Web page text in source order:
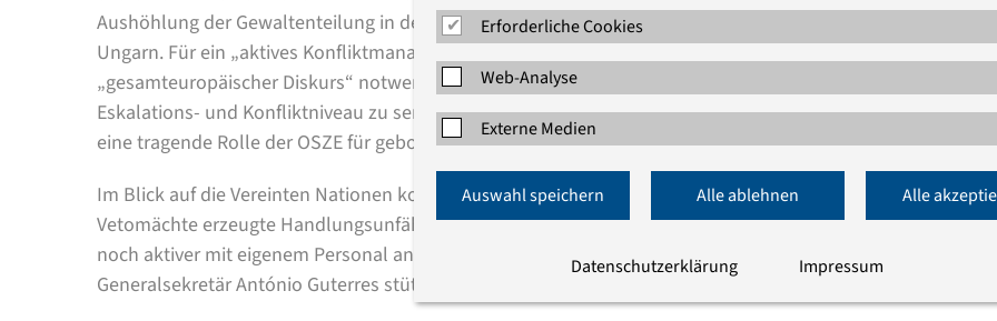
Aushöhlung der Gewaltenteilung in der Türkei und die Gefährdung der Demokratie in Polen und
Ungarn. Für ein „aktives Konfliktmanagement“, heißt es in der Stellungnahme, sei grundsätzlich ein
„gesamteuropäischer Diskurs“ notwendig. Kurzfristig müsse es aber zunächst darum gehen, „das
Eskalations- und Konfliktniveau zu senken“. Hier halten die Wissenschaftlerinnen und Wissenschaftler
eine tragende Rolle der OSZE für geboten.
Im Blick auf die Vereinten Nationen konstatiert das Gutachten eine durch die Blockadehaltung der
Vetomächte erzeugte Handlungsunfähigkeit in zentralen Krisensituationen. Deutschland möge sich
noch aktiver mit eigenem Personal an UN-Friedenseinsätzen beteiligen und den Reformkurs von UN-
Generalsekretär António Guterres stützen, so die daraus resultierende Forderung.
Erforderliche Cookies
Web-Analyse
Externe Medien
Auswahl speichern Alle ablehnen Alle
Datenschutzerklärung Impressum